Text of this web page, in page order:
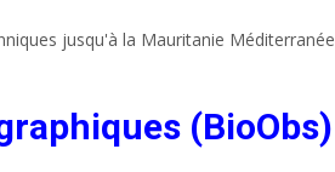
jusqu'à la Mauritanie Méditerranée
(BioObs)